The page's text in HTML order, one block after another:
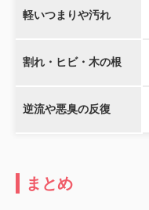
軽いつまりや汚れ
割れ・ヒビ・木の根
逆流や悪臭の反復
まとめ